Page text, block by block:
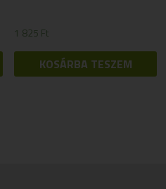
1 825 Ft
KOSÁRBA TESZEM